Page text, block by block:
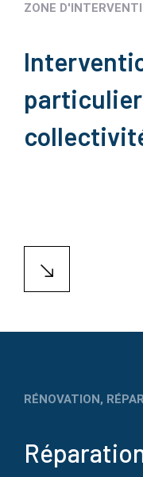
ZONE
RÉNOVATION,